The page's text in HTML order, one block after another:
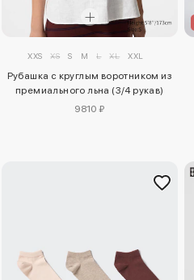
XXS XS S M L XL XXL
Рубашка с круглым воротником из
премиального льна (3/4 рукав)
9810 ₽